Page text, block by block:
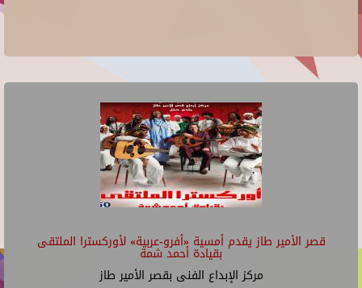
قصر الأمير طاز يقدم أمسية «أفرو-عربية» لأوركسترا الملتقى
بقيادة أحمد شمة
مركز الإبداع الفنى بقصر الأمير طاز